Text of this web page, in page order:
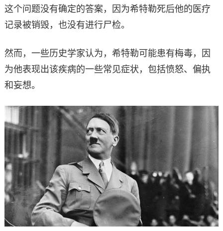
这个问题没有确定的答案，因为希特勒死后他的医疗
记录被销毁，也没有进行尸检。
然而，一些历史学家认为，希特勒可能患有梅毒，因
为他表现出该疾病的一些常见症状，包括愤怒、偏执
和妄想。